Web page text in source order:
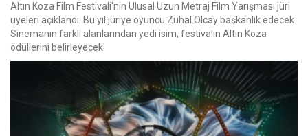
Altın Koza Film Festivali'nin Ulusal Uzun Metraj Film Yarışması jüri
üyeleri açıklandı. Bu yıl jüriye oyuncu Zuhal Olcay başkanlık edecek.
Sinemanın farklı alanlarından yedi isim, festivalin Altın Koza
ödüllerini belirleyecek